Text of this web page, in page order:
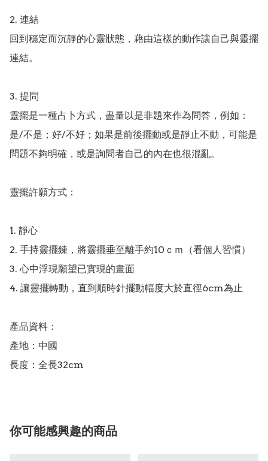
2. 連結
回到穩定而沉靜的心靈狀態，藉由這樣的動作讓自己與靈擺
連結。
3. 提問
靈擺是一種占卜方式，盡量以是非題來作為問答，例如：
是/不是；好/不好；如果是前後擺動或是靜止不動，可能是
問題不夠明確，或是詢問者自己的內在也很混亂。
靈擺許願方式：
1. 靜心
2. 手持靈擺鍊，將靈擺垂至離手約10ｃｍ（看個人習慣）
3. 心中浮現願望已實現的畫面
4. 讓靈擺轉動，直到順時針擺動幅度大於直徑6cm為止
產品資料：
產地：中國
你可能感興趣的商品